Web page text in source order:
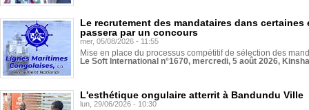
Le recrutement des mandataires dans
passera par un concours
mer, 05/08/2026 - 11:55
Mise en place du processus compétitif de sélection des
Le Soft International n°1670, mercredi, 5 août 2026,
L'esthétique ongulaire atterrit à Bandundu Ville
lun, 29/06/2026 - 10:30